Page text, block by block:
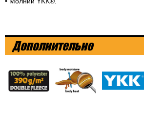
Дополнительно